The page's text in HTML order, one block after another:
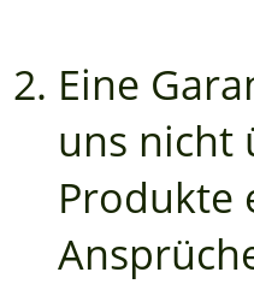
Eine
uns nicht
Produkte